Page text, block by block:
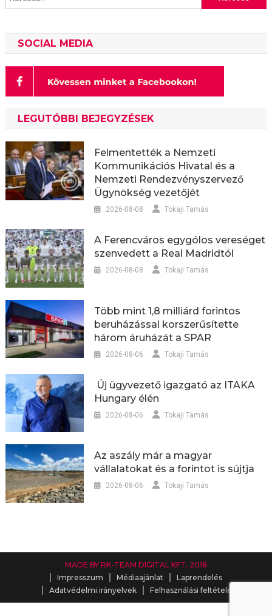
SOCIAL MEDIA
LEGUTÓBBI BEJEGYZÉSEK
Felmentették a Nemzeti
Kommunikációs Hivatal és a
Nemzeti Rendezvényszervező
Ügynökség vezetőjét
2026-08-08 Tokaji Tamás
A Ferencváros egygólos vereséget
szenvedett a Real Madridtól
2026-08-08 Tokaji Tamás
Több mint 1,8 milliárd forintos
beruházással korszerűsítette
három áruházát a SPAR
2026-08-06 Tokaji Tamás
Új ügyvezető igazgató az ITAKA
Hungary élén
2026-08-06 Tokaji Tamás
Az aszály már a magyar
vállalatokat és a forintot is sújtja
2026-08-06 Tokaji Tamás
MADE BY RK-TEAM DIGITAL KFT. 2018
Impresszum
Médiaajánlat
Laprendelés
Adatvédelmi irányelvek
Felhasználási feltételek